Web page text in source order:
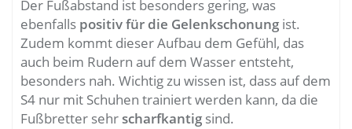
Der Fußabstand ist besonders gering, was
ebenfalls positiv für die Gelenkschonung ist.
Zudem kommt dieser Aufbau dem Gefühl, das
auch beim Rudern auf dem Wasser entsteht,
besonders nah. Wichtig zu wissen ist, dass auf dem
S4 nur mit Schuhen trainiert werden kann, da die
Fußbretter sehrscharfkantig sind.